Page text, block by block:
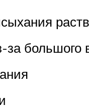
за большого